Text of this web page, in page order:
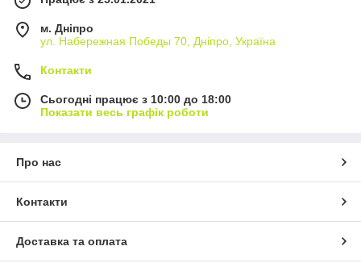
м. Дніпро
ул. Набережная Победы 70, Дніпро, Україна
Контакти
Сьогодні працює з 10:00 до 18:00
Показати весь графік роботи
Про нас
Контакти
Доставка та оплата